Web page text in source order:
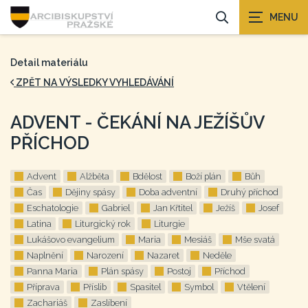
Detail materiálu
ZPĚT NA VÝSLEDKY VYHLEDÁVÁNÍ
ADVENT - ČEKÁNÍ NA JEŽÍŠŮV
PŘÍCHOD
Advent Alžběta Bdělost Boží plán
Bůh
Čas
Dějiny spásy Doba adventní
Druhý příchod
Eschatologie
Gabriel Jan Křtitel Ježíš
Josef
Latina
Liturgický rok
Liturgie
Lukášovo evangelium
Maria Mesiáš
Mše svatá
Naplnění
Narození Nazaret
Neděle
Panna Maria
Plán spásy Postoj
Příchod
Příprava
Příslib Spasitel Symbol
Vtělení
Zachariáš
Zaslíbení